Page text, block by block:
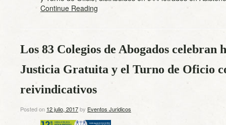
Continue Reading
Los 83 Colegios de Abogados celebran
Justicia Gratuita y el Turno de Oficio
reivindicativos
Posted on 12 julio, 2017by Eventos Juridicos